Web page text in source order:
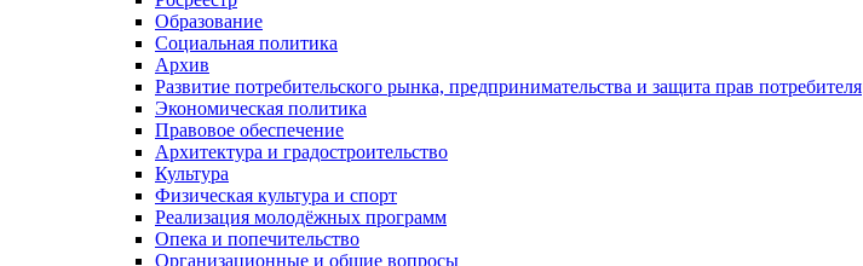
Образование
Социальная политика
Архив
Развитие потребительского рынка, предпринимательства и защита прав потребителя
Экономическая политика
Правовое обеспечение
Архитектура и градостроительство
Культура
Физическая культура и спорт
Реализация молодёжных программ
Опека и попечительство
Организационные и общие вопросы